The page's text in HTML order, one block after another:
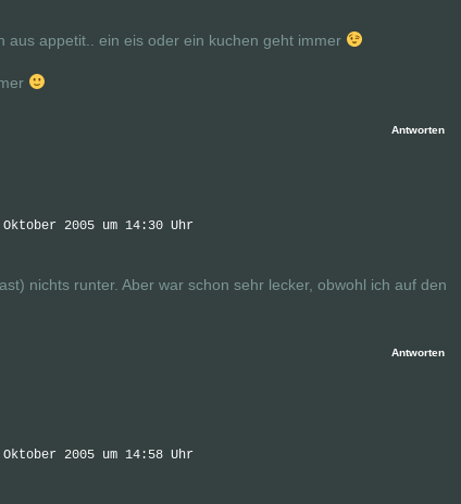
aus appetit.. ein eis oder ein kuchen geht immer
Antworten
2005 um 14:30 Uhr
nichts runter. Aber war schon sehr lecker, obwohl ich auf den
Antworten
2005 um 14:58 Uhr